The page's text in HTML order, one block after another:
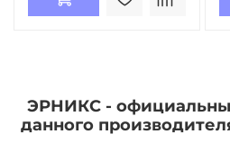
ЭРНИКС -
данного